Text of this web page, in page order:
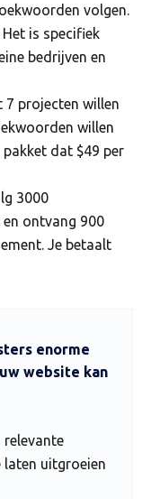
volgen.
is specifiek
bedrijven en
7 projecten willen
willen
pakket dat $49 per
3000
ontvang 900
Je betaalt
enorme
website kan
relevante
laten uitgroeien